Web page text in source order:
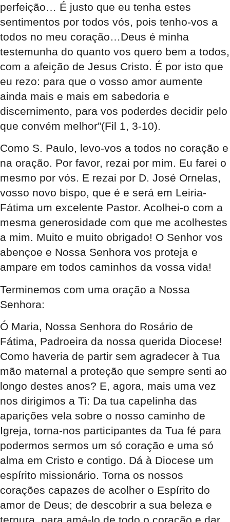
perfeição… É justo que eu tenha estes
sentimentos por todos vós, pois tenho-vos a
todos no meu coração…Deus é minha
testemunha do quanto vos quero bem a todos,
com a afeição de Jesus Cristo. É por isto que
eu rezo: para que o vosso amor aumente
ainda mais e mais em sabedoria e
discernimento, para vos poderdes decidir pelo
que convém melhor”(Fil 1, 3-10).
Como S. Paulo, levo-vos a todos no coração e
na oração. Por favor, rezai por mim. Eu farei o
mesmo por vós. E rezai por D. José Ornelas,
vosso novo bispo, que é e será em Leiria-
Fátima um excelente Pastor. Acolhei-o com a
mesma generosidade com que me acolhestes
a mim. Muito e muito obrigado! O Senhor vos
abençoe e Nossa Senhora vos proteja e
ampare em todos caminhos da vossa vida!
Terminemos com uma oração a Nossa
Senhora:
Ó Maria, Nossa Senhora do Rosário de
Fátima, Padroeira da nossa querida Diocese!
Como haveria de partir sem agradecer à Tua
mão maternal a proteção que sempre senti ao
longo destes anos? E, agora, mais uma vez
nos dirigimos a Ti: Da tua capelinha das
aparições vela sobre o nosso caminho de
Igreja, torna-nos participantes da Tua fé para
podermos sermos um só coração e uma só
alma em Cristo e contigo. Dá à Diocese um
espírito missionário. Torna os nossos
corações capazes de acolher o Espírito do
amor de Deus; de descobrir a sua beleza e